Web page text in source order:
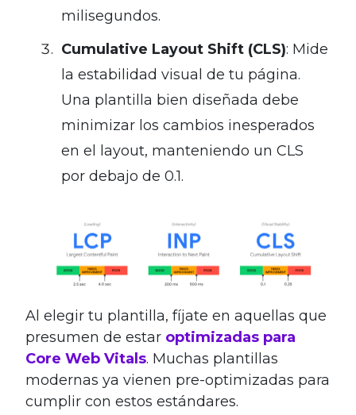
milisegundos.
Cumulative Layout Shift (CLS): Mide
la estabilidad visual de tu página.
Una plantilla bien diseñada debe
minimizar los cambios inesperados
en el layout, manteniendo un CLS
por debajo de 0.1.
Al elegir tu plantilla, fíjate en aquellas que
presumen de estar optimizadas para
Core Web Vitals. Muchas plantillas
modernas ya vienen pre-optimizadas para
cumplir con estos estándares.